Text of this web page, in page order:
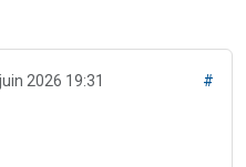
2026 19:31 #